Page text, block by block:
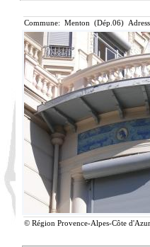
Commune: Menton (Dép.06)
© Région Provence-Alpes-Côte